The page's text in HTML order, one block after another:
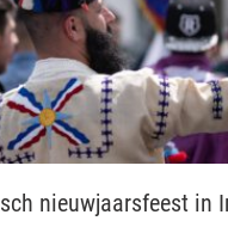
nieuwjaarsfeest in